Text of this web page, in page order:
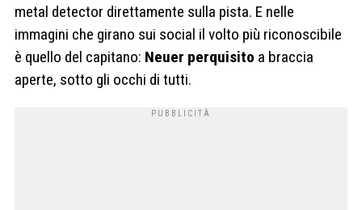
metal detector direttamente sulla pista. E nelle
immagini che girano sui social il volto più riconoscibile
è quello del capitano: Neuer perquisito a braccia
aperte, sotto gli occhi di tutti.